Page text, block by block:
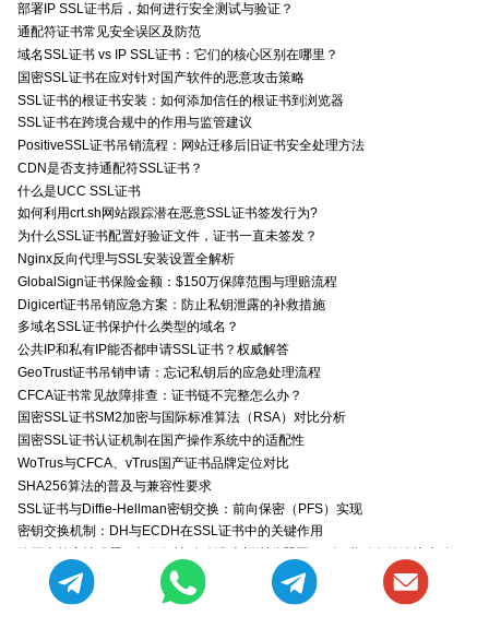
部署IP SSL证书后，如何进行安全测试与验证？
通配符证书常见安全误区及防范
域名SSL证书 vs IP SSL证书：它们的核心区别在哪里？
国密SSL证书在应对针对国产软件的恶意攻击策略
SSL证书的根证书安装：如何添加信任的根证书到浏览器
SSL证书在跨境合规中的作用与监管建议
PositiveSSL证书吊销流程：网站迁移后旧证书安全处理方法
CDN是否支持通配符SSL证书？
什么是UCC SSL证书
如何利用crt.sh网站跟踪潜在恶意SSL证书签发行为?
为什么SSL证书配置好验证文件，证书一直未签发？
Nginx反向代理与SSL安装设置全解析
GlobalSign证书保险金额：$150万保障范围与理赔流程
Digicert证书吊销应急方案：防止私钥泄露的补救措施
多域名SSL证书保护什么类型的域名？
公共IP和私有IP能否都申请SSL证书？权威解答
GeoTrust证书吊销申请：忘记私钥后的应急处理流程
CFCA证书常见故障排查：证书链不完整怎么办？
国密SSL证书SM2加密与国际标准算法（RSA）对比分析
国密SSL证书认证机制在国产操作系统中的适配性
WoTrus与CFCA、vTrus国产证书品牌定位对比
SHA256算法的普及与兼容性要求
SSL证书与Diffie-Hellman密钥交换：前向保密（PFS）实现
密钥交换机制：DH与ECDH在SSL证书中的关键作用
如何高效管理多个域名的SSL证书？
SSL证书中的公钥/私钥：非对称加密在HTTPS中的应用原理